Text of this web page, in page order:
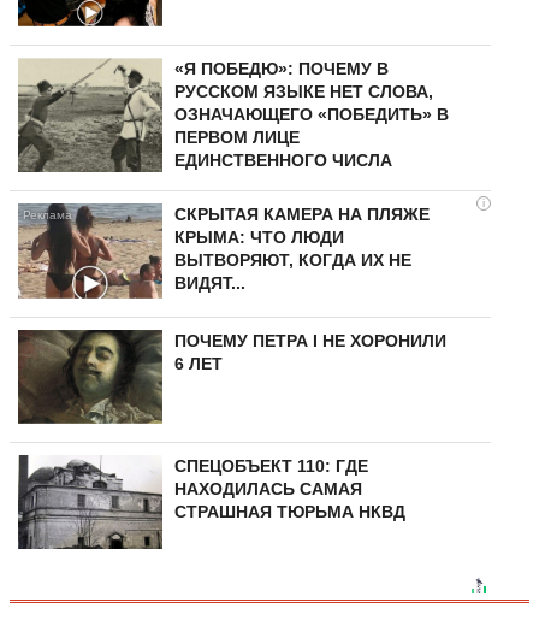
«Я ПОБЕДЮ»: ПОЧЕМУ В
РУССКОМ ЯЗЫКЕ НЕТ СЛОВА,
ОЗНАЧАЮЩЕГО «ПОБЕДИТЬ» В
ПЕРВОМ ЛИЦЕ
ЕДИНСТВЕННОГО ЧИСЛА
i
СКРЫТАЯ КАМЕРА НА ПЛЯЖЕ
КРЫМА: ЧТО ЛЮДИ
ВЫТВОРЯЮТ, КОГДА ИХ НЕ
ВИДЯТ...
ПОЧЕМУ ПЕТРА I НЕ ХОРОНИЛИ
6 ЛЕТ
СПЕЦОБЪЕКТ 110: ГДЕ
НАХОДИЛАСЬ САМАЯ
СТРАШНАЯ ТЮРЬМА НКВД